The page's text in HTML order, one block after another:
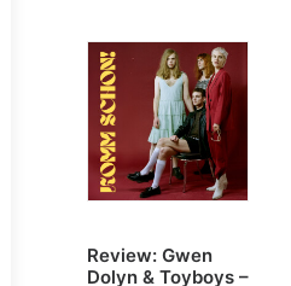
Review: Gwen
Dolyn & Toyboys –